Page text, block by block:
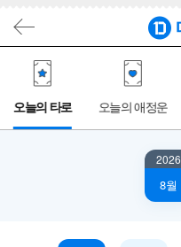
오늘의 타로 오늘의 애정운
2026
8월